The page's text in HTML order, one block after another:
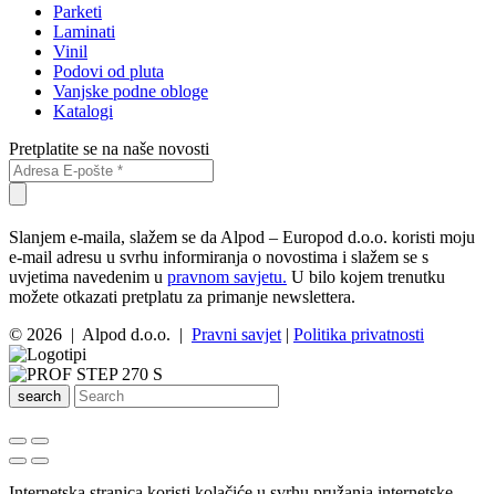
Parketi
Laminati
Vinil
Podovi od pluta
Vanjske podne obloge
Katalogi
Pretplatite se na naše novosti
Slanjem e-maila, slažem se da Alpod – Europod d.o.o. koristi moju
e-mail adresu u svrhu informiranja o novostima i slažem se s
uvjetima navedenim u pravnom savjetu. U bilo kojem trenutku
možete otkazati pretplatu za primanje newslettera.
© 2026 | Alpod d.o.o. | Pravni savjet | Politika privatnosti
search